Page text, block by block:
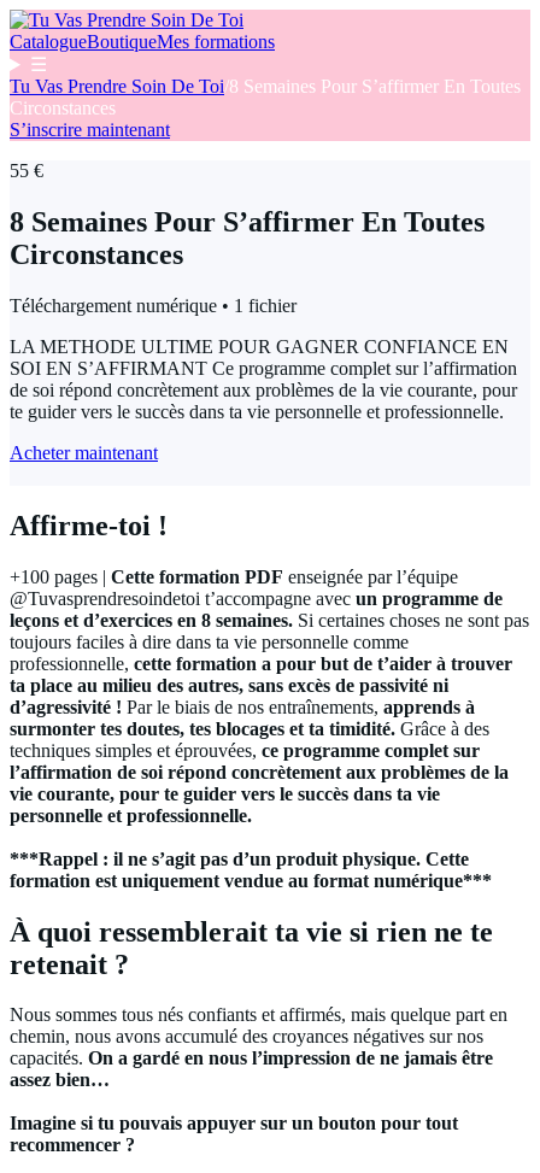
CatalogueBoutiqueMes formations
☰
Tu Vas Prendre Soin De Toi/8 Semaines Pour S’affirmer En Toutes
Circonstances
S’inscrire maintenant
55 €
8 Semaines Pour S’affirmer En Toutes
Circonstances
Téléchargement numérique • 1 fichier
LA METHODE ULTIME POUR GAGNER CONFIANCE EN
SOI EN S’AFFIRMANT Ce programme complet sur l’affirmation
de soi répond concrètement aux problèmes de la vie courante, pour
te guider vers le succès dans ta vie personnelle et professionnelle.
Acheter maintenant
Affirme-toi !
+100 pages | Cette formation PDF enseignée par l’équipe
@Tuvasprendresoindetoi t’accompagne avec un programme de
leçons et d’exercices en 8 semaines. Si certaines choses ne sont pas
toujours faciles à dire dans ta vie personnelle comme
professionnelle, cette formation a pour but de t’aider à trouver
ta place au milieu des autres, sans excès de passivité ni
d’agressivité ! Par le biais de nos entraînements, apprends à
surmonter tes doutes, tes blocages et ta timidité. Grâce à des
techniques simples et éprouvées, ce programme complet sur
l’affirmation de soi répond concrètement aux problèmes de la
vie courante, pour te guider vers le succès dans ta vie
personnelle et professionnelle.
***Rappel : il ne s’agit pas d’un produit physique. Cette
formation est uniquement vendue au format numérique***
À quoi ressemblerait ta vie si rien ne te
retenait ?
Nous sommes tous nés confiants et affirmés, mais quelque part en
chemin, nous avons accumulé des croyances négatives sur nos
capacités. On a gardé en nous l’impression de ne jamais être
assez bien…
Imagine si tu pouvais appuyer sur un bouton pour tout
recommencer ?